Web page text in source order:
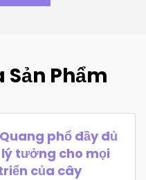
Phẩm
phổ đầy đủ
tưởng cho mọi
của cây